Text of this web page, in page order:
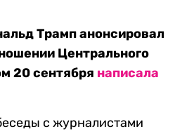
Трамп анонсировал
Центрального
20 сентября написала
с журналистами